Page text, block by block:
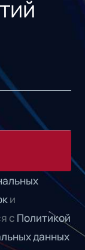
и
с Политикой
данных